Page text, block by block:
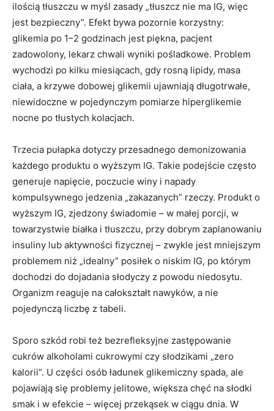
ilością tłuszczu w myśl zasady „tłuszcz nie ma IG, więc
jest bezpieczny”. Efekt bywa pozornie korzystny:
glikemia po 1–2 godzinach jest piękna, pacjent
zadowolony, lekarz chwali wyniki pośladkowe. Problem
wychodzi po kilku miesiącach, gdy rosną lipidy, masa
ciała, a krzywe dobowej glikemii ujawniają długotrwałe,
niewidoczne w pojedynczym pomiarze hiperglikemie
nocne po tłustych kolacjach.
Trzecia pułapka dotyczy przesadnego demonizowania
każdego produktu o wyższym IG. Takie podejście często
generuje napięcie, poczucie winy i napady
kompulsywnego jedzenia „zakazanych” rzeczy. Produkt o
wyższym IG, zjedzony świadomie – w małej porcji, w
towarzystwie białka i tłuszczu, przy dobrym zaplanowaniu
insuliny lub aktywności fizycznej – zwykle jest mniejszym
problemem niż „idealny” posiłek o niskim IG, po którym
dochodzi do dojadania słodyczy z powodu niedosytu.
Organizm reaguje na całokształt nawyków, a nie
pojedynczą liczbę z tabeli.
Sporo szkód robi też bezrefleksyjne zastępowanie
cukrów alkoholami cukrowymi czy słodzikami „zero
kalorii”. U części osób ładunek glikemiczny spada, ale
pojawiają się problemy jelitowe, większa chęć na słodki
smak i w efekcie – więcej przekąsek w ciągu dnia. W